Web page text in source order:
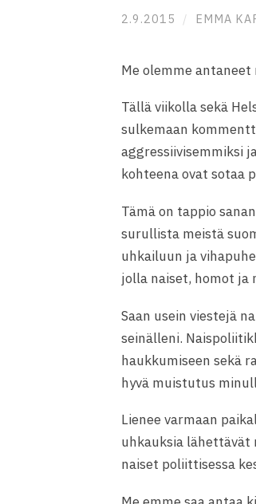
2.9.2015 / EMMA
Me olemme
Tällä viikolla sekä
sulkemaan
aggressiivisemmiksi
kohteena ovat sotaa
Tämä on tappio
surullista meistä
uhkailuun ja
jolla naiset, homot ja
Saan usein viestejä
seinälleni.
haukkumiseen sekä
hyvä muistutus
Lienee varmaan
uhkauksia lähettävät
naiset poliittisessa